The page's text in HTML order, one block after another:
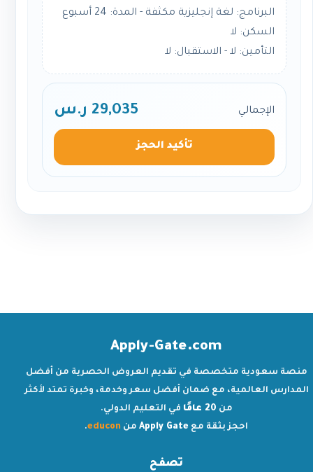
البرنامج: لغة إنجليزية مكثفة - المدة: 24 أسبوع
السكن: لا
التأمين: لا - الاستقبال: لا
الإجمالي 29,035 ر.س
تأكيد الحجز
Apply-Gate.com
منصة سعودية متخصصة في تقديم العروض الحصرية من أفضل
المدارس العالمية، مع ضمان أفضل سعر وخدمة، وخبرة تمتد لأكثر
من 20 عامًا
في التعليم الدولي.
احجز بثقة مع Apply Gate من educon
.
تصفح